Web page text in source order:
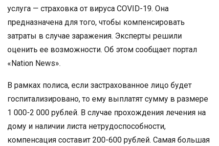
услуга — страховка от вируса COVID-19. Она
предназначена для того, чтобы компенсировать
затраты в случае заражения. Эксперты решили
оценить ее возможности. Об этом сообщает портал
«Nation News».
В рамках полиса, если застрахованное лицо будет
госпитализировано, то ему выплатят сумму в размере
1 000-2 000 рублей. В случае прохождения лечения на
дому и наличии листа нетрудоспособности,
компенсация составит 200-600 рублей. Самая большая